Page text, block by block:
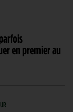
en premier au